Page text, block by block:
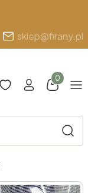
sklep@firany.pl
Produkty